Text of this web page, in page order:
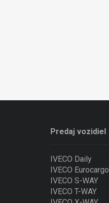
Predaj vozidiel
IVECO Daily
IVECO Eurocargo
IVECO S-WAY
IVECO T-WAY